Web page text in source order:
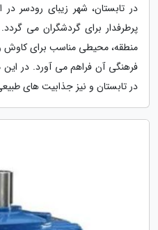
در تابستان، شهر زیبای رودسر در
پرطرفدار برای گردشگران می
منطقه، محیطی مناسب برای کاوش
فرهنگی آن فراهم می آورد. در این
در تابستان و نیز جذابیت های